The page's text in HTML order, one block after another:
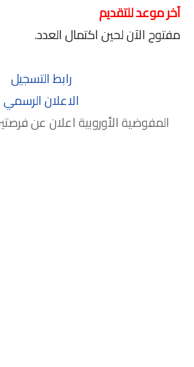
آخر موعد للتقديم
مفتوح الآن لحين اكتمال العدد.
رابط التسجيل
الاعلان الرسمي
المفوضية الأوروبية اعلان عن